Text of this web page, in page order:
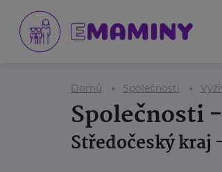
Domů Společnosti
Společnosti
Středočeský kraj